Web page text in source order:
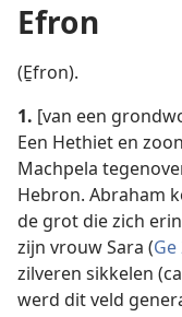
Efron
(E̱fron).
1. [van een
Een Hethiet en
Machpela
Hebron. Abraham
de grot die zich
zijn vrouw Sara (Ge
zilveren sikkelen
werd dit veld